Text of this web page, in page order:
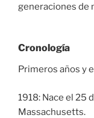
generaciones de
Cronología
Primeros años y
1918: Nace el 25
Massachusetts.